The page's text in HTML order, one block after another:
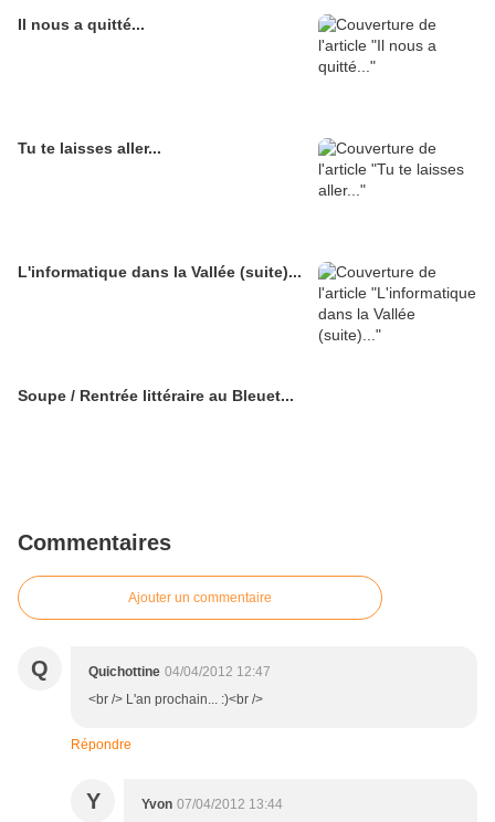
Il nous a quitté...
Tu te laisses aller...
L'informatique dans la Vallée (suite)...
Soupe / Rentrée littéraire au Bleuet...
Commentaires
Ajouter un commentaire
Q Quichottine 04/04/2012 12:47
<br /> L'an prochain... :)<br />
Répondre
Y Yvon 07/04/2012 13:44